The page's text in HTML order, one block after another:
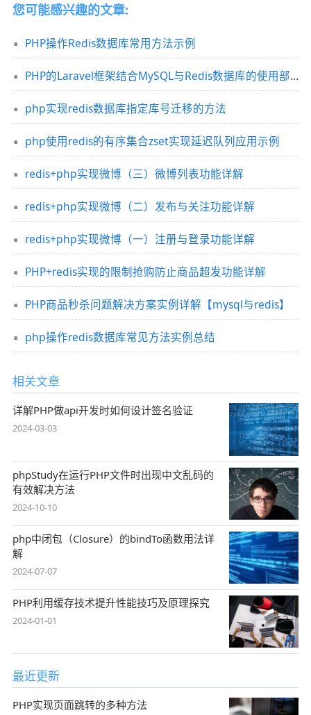
您可能感兴趣的文章:
PHP操作Redis数据库常用方法示例
PHP的Laravel框架结合MySQL与Redis数据库的使用部署
php实现redis数据库指定库号迁移的方法
php使用redis的有序集合zset实现延迟队列应用示例
redis+php实现微博（三）微博列表功能详解
redis+php实现微博（二）发布与关注功能详解
redis+php实现微博（一）注册与登录功能详解
PHP+redis实现的限制抢购防止商品超发功能详解
PHP商品秒杀问题解决方案实例详解【mysql与redis】
php操作redis数据库常见方法实例总结
相关文章
详解PHP做api开发时如何设计签名验证
2024-03-03
phpStudy在运行PHP文件时出现中文乱码的
有效解决方法
2024-10-10
php中闭包（Closure）的bindTo函数用法详
解
2024-07-07
PHP利用缓存技术提升性能技巧及原理探究
2024-01-01
最近更新
PHP实现页面跳转的多种方法